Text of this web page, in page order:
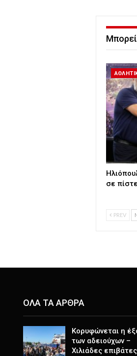
σε
PREV
ΟΛΑ ΤΑ ΑΡΘΡΑ
Κορυφώνεται η
των αδειούχων –
Χιλιάδες